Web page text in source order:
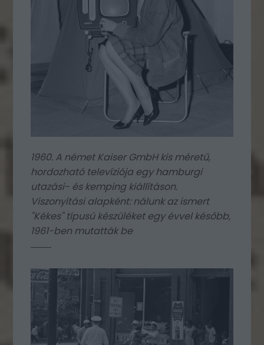
1960. A német Kaiser GmbH kis méretű,
hordozható televíziója egy hamburgi
utazási- és kemping kiállításon.
Viszonyítási alapként: nálunk az ismert
"Kékes" típusú készüléket egy évvel később,
1961-ben mutatták be